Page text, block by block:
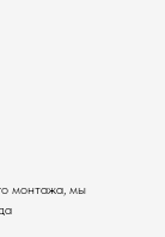
монтажа, мы